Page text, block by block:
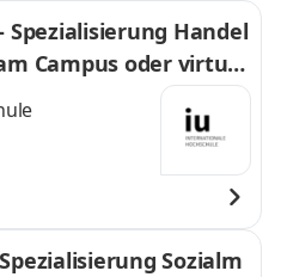
Spezialisierung Handel
Campus oder virtuel
Sozialm